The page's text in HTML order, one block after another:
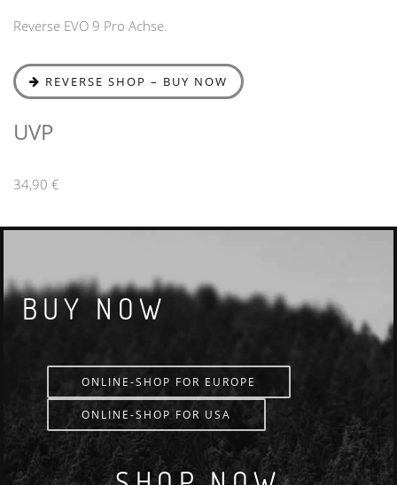
Reverse EVO 9 Pro Achse.
REVERSE SHOP – BUY NOW
UVP
34,90 €
BUY NOW
ONLINE-SHOP FOR EUROPE
ONLINE-SHOP FOR USA